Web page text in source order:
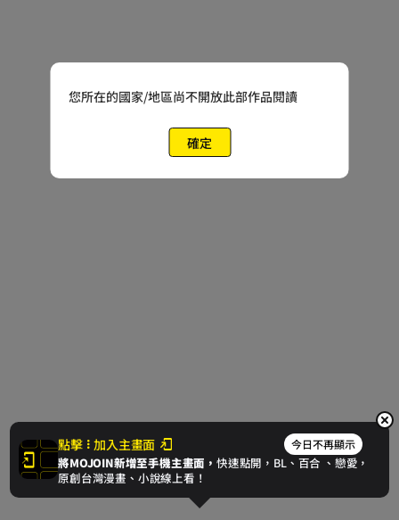
您所在的國家/地區尚不開放此部作品閱讀
確定
點擊 加入主畫面 今日不再顯示
將MOJOIN新增至手機主畫面，快速點開，BL、 百合 、戀愛，
原創台灣漫畫、小說線上看！